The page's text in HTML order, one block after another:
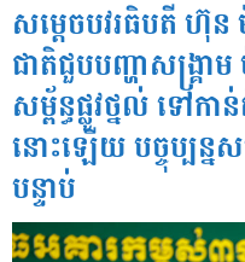
សម្ដេចបវរធិបតី ហ៊ុ
ជាតិជួបបញ្ហាសង្គ្រាម
សម្ព័ន្ធផ្លូវថ្នល់ ទៅក
នោះឡើយ បច្ចុប្បន្ន
បន្ទាប់